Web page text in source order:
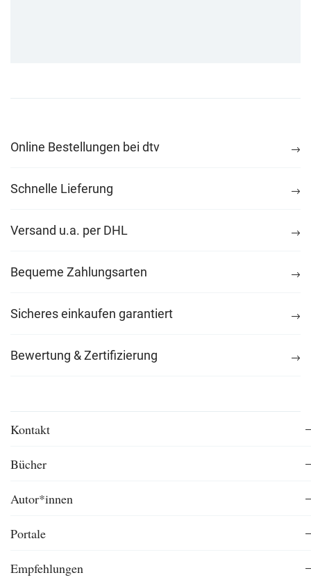
Online Bestellungen bei dtv
Schnelle Lieferung
Versand u.a. per DHL
Bequeme Zahlungsarten
Sicheres einkaufen garantiert
Bewertung & Zertifizierung
Kontakt
Bücher
Autor*innen
Portale
Empfehlungen